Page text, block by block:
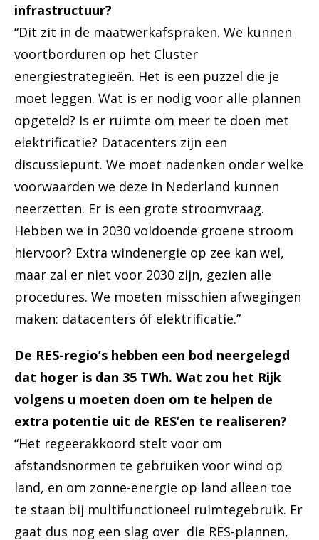
infrastructuur?
“Dit zit in de maatwerkafspraken. We kunnen
voortborduren op het Cluster
energiestrategieën. Het is een puzzel die je
moet leggen. Wat is er nodig voor alle plannen
opgeteld? Is er ruimte om meer te doen met
elektrificatie? Datacenters zijn een
discussiepunt. We moet nadenken onder welke
voorwaarden we deze in Nederland kunnen
neerzetten. Er is een grote stroomvraag.
Hebben we in 2030 voldoende groene stroom
hiervoor? Extra windenergie op zee kan wel,
maar zal er niet voor 2030 zijn, gezien alle
procedures. We moeten misschien afwegingen
maken: datacenters óf elektrificatie.”
De RES-regio’s hebben een bod neergelegd
dat hoger is dan 35 TWh. Wat zou het Rijk
volgens u moeten doen om te helpen de
extra potentie uit de RES’en te realiseren?
“Het regeerakkoord stelt voor om
afstandsnormen te gebruiken voor wind op
land, en om zonne-energie op land alleen toe
te staan bij multifunctioneel ruimtegebruik. Er
gaat dus nog een slag over die RES-plannen,